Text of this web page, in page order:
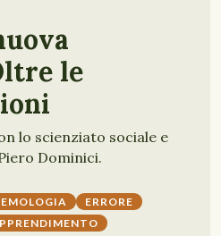
le
lo scienziato sociale e
Dominici.
ERRORE